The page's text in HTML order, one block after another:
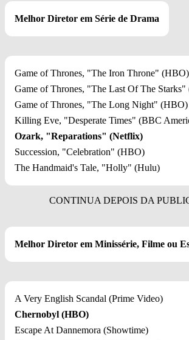
Melhor Diretor em Série de Drama
Game of Thrones, "The Iron Throne" (HBO)
Game of Thrones, "The Last Of The
Game of Thrones, "The Long Night" (HBO)
Killing Eve, "Desperate Times" (BBC
Ozark, "Reparations" (Netflix)
Succession, "Celebration" (HBO)
The Handmaid's Tale, "Holly" (Hulu)
Melhor Diretor em Minissérie, Filme ou
A Very English Scandal (Prime Video)
Chernobyl (HBO)
Escape At Dannemora (Showtime)